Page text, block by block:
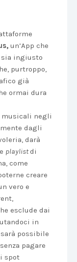
un’App che
sia ingiusto
purtroppo,
già
ormai dura
musicali negli
dagli
darà
playlistdi
come
creare
vero e
esclude dai
in
sarà possibile
pagare
spot